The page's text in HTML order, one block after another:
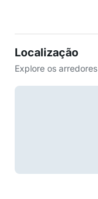
Localização
Explore os arredores